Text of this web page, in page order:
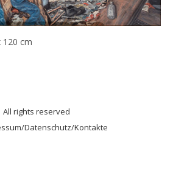
120 cm
All rights reserved
Datenschutz/Kontakte